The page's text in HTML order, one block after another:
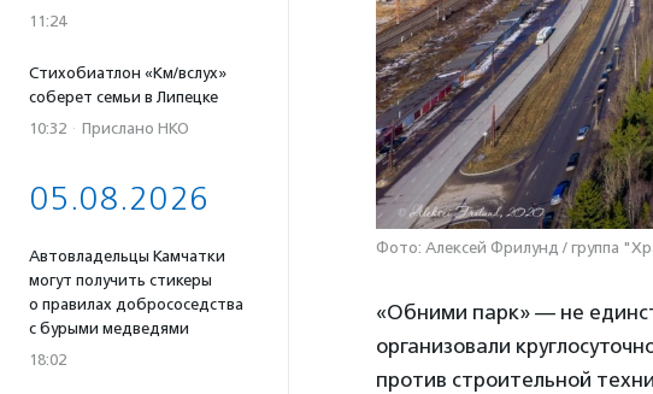
11:24
Стихобиатлон «Км/вслух»
соберет семьи в Липецке
10:32 · Прислано НКО
05.08.2026
Автовладельцы Камчатки
могут получить стикеры
о правилах добрососедства
с бурыми медведями
18:02
Фото: Алексей Фрилунд / группа
«Обними парк» — не
организовали
против строительной